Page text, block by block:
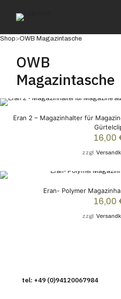
Shop>OWB Magazintasche
OWB
Magazintasche
Eran 2 – Magazinhalter für
16,00
zzgl.
Eran- Polymer
16,00
zzgl.
tel: +49 (0)94120067984